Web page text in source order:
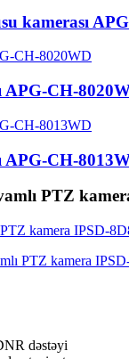
kamerası
APG-CH-
APG-CH-
PTZ
dəstəyi